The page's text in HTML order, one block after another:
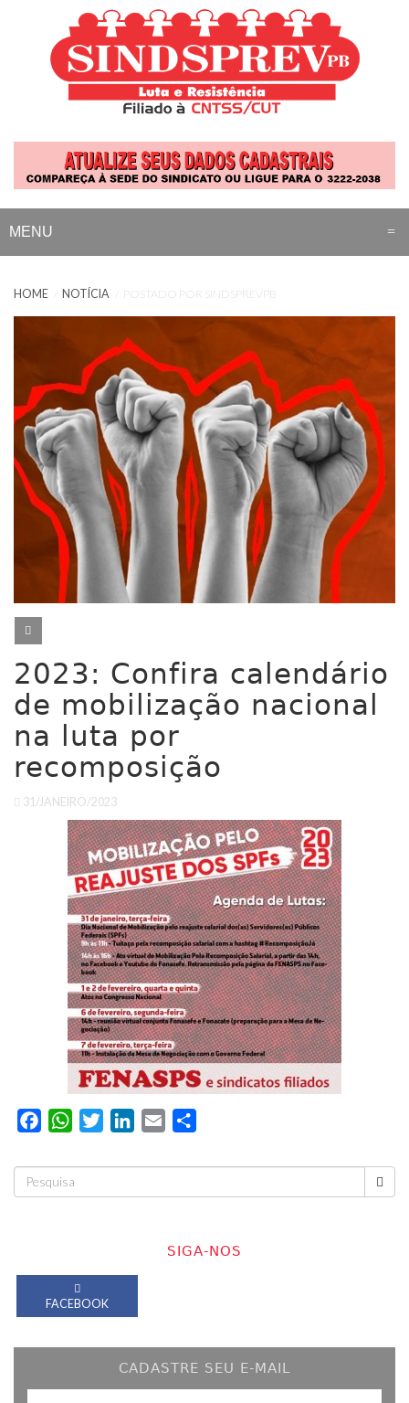
MENU
Diretoria
Estatuto
Sede Social
Jurídico
Filie-se
QUEM REPRESENTAMOS
Ministerio da Saúde
Ministerio do Trabalho
Previdência/INSS
NACIONAL
ACORDOS
PST
INSS
Legislações
MÍDIA
Fotos
Vídeos
Links Úteis
ARTIGOS
INFORMES
AGENDA
FALE CONOSCO
HOME NOTÍCIA POSTADO POR SINDSPREVPB
2023: Confira calendário
de mobilização nacional
na luta por
recomposição
31/JANEIRO/2023
FacebookWhatsAppTwitterLinkedIn
Email
SIGA-NOS
FACEBOOK
CADASTRE SEU E-MAIL